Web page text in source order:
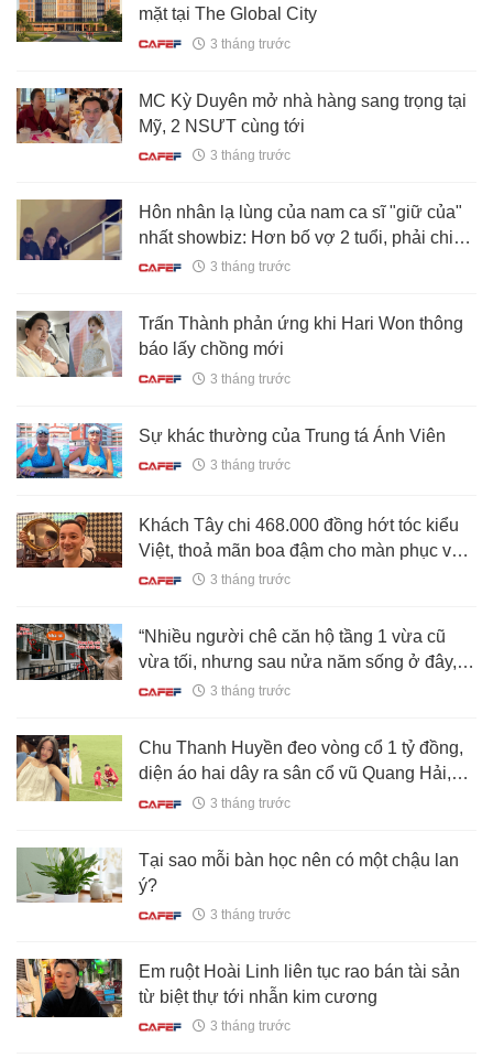
mặt tại The Global City
3 tháng trước
MC Kỳ Duyên mở nhà hàng sang trọng tại
Mỹ, 2 NSƯT cùng tới
3 tháng trước
Hôn nhân lạ lùng của nam ca sĩ "giữ của"
nhất showbiz: Hơn bố vợ 2 tuổi, phải chia
phòng ngủ riêng với vợ hot girl
3 tháng trước
Trấn Thành phản ứng khi Hari Won thông
báo lấy chồng mới
3 tháng trước
Sự khác thường của Trung tá Ánh Viên
3 tháng trước
Khách Tây chi 468.000 đồng hớt tóc kiểu
Việt, thoả mãn boa đậm cho màn phục vụ
như ông hoàng
3 tháng trước
“Nhiều người chê căn hộ tầng 1 vừa cũ
vừa tối, nhưng sau nửa năm sống ở đây,
tôi thấy mình đã chọn đúng”: Câu chuyện
cư”
3 tháng trước
Chu Thanh Huyền đeo vòng cổ 1 tỷ đồng,
diện áo hai dây ra sân cổ vũ Quang Hải,
nhan sắc qua "camera thường" gây sốt
3 tháng trước
Tại sao mỗi bàn học nên có một chậu lan
ý?
3 tháng trước
Em ruột Hoài Linh liên tục rao bán tài sản
từ biệt thự tới nhẫn kim cương
3 tháng trước